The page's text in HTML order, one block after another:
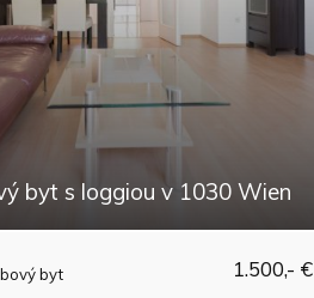
byt s loggiou v 1030 Wien
byt
1.500,- €